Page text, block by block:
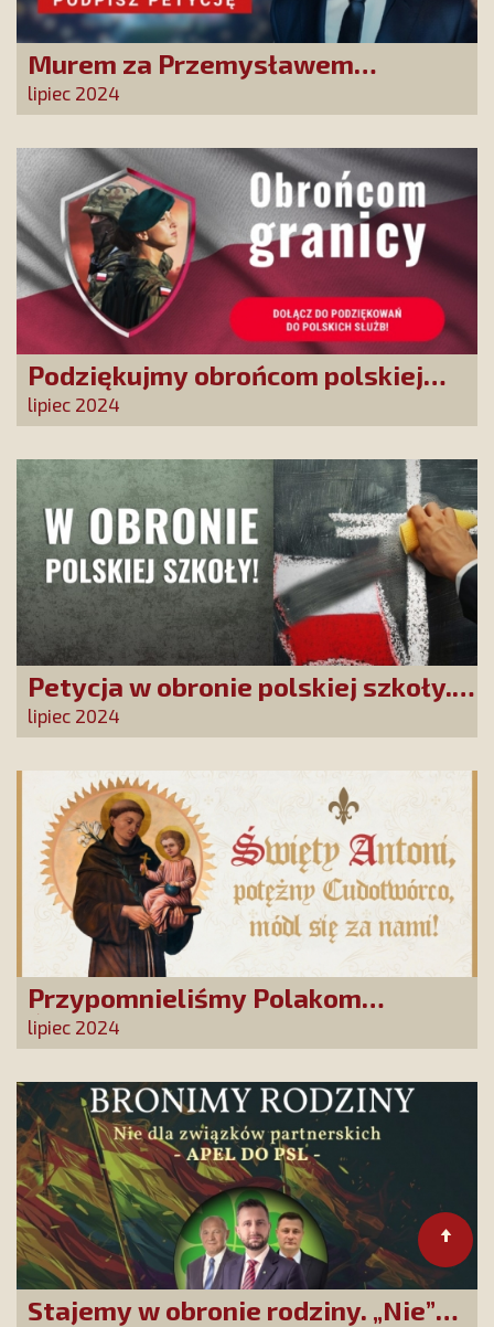
Murem za Przemysławem
Babiarzem - akcja petycyjna do
władz TVP
lipiec 2024
Podziękujmy obrońcom polskiej
granicy
lipiec 2024
Petycja w obronie polskiej szkoły.
Zatrzymajmy upadek edukacji!
lipiec 2024
Przypomnieliśmy Polakom
Świętego Antoniego!
lipiec 2024
Stajemy w obronie rodziny. „Nie”